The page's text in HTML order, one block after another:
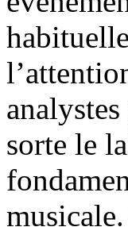
sorte le